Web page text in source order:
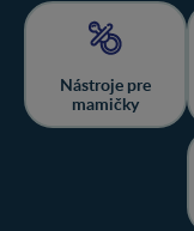
Nástroje pre
mamičky